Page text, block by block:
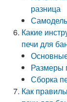
разница
Какие
печи для
Размеры
Сборка
Как